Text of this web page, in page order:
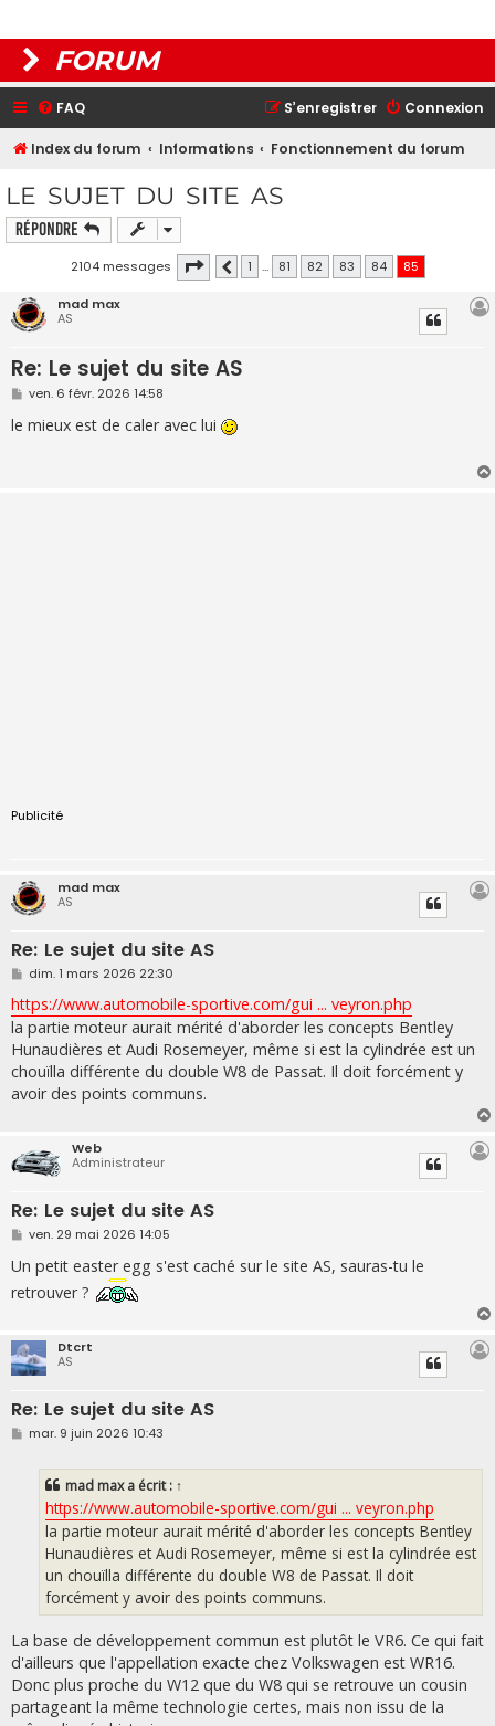
FORUM
FAQ Connexion
S’enregistrer
Index du forum Informations Fonctionnement du forum
LE SUJET DU SITE AS
Répondre
2104 messages Page 85 sur85
Précédente
1 … 81 82 83 84 85
mad max
AS
Re: Le sujet du site AS
M
s
s
ven. 6 févr. 2026 14:58
le mieux est de caler avec lui
Publicité
mad max
AS
Re: Le sujet du site AS
M
s
s
a
g
e
dim. 1 mars 2026 22:30
https://www.automobile-sportive.com/gui ... veyron.php
la partie moteur aurait mérité d'aborder les concepts Bentley
Hunaudières et Audi Rosemeyer, même si est la cylindrée est un
chouïlla différente du double W8 de Passat. Il doit forcément y
avoir des points communs.
Web
Administrateur
Re: Le sujet du site AS
M
s
s
a
ven. 29 mai 2026 14:05
Un petit easter egg s'est caché sur le site AS, sauras-tu le
retrouver ?
Dtcrt
AS
Re: Le sujet du site AS
M
mar. 9 juin 2026 10:43
mad maxa écrit : ↑
https://www.automobile-sportive.com/gui ... veyron.php
la partie moteur aurait mérité d'aborder les concepts Bentley
Hunaudières et Audi Rosemeyer, même si est la cylindrée est
un chouïlla différente du double W8 de Passat. Il doit
forcément y avoir des points communs.
La base de développement commun est plutôt le VR6. Ce qui fait
d'ailleurs que l'appellation exacte chez Volkswagen est WR16.
Donc plus proche du W12 que du W8 qui se retrouve un cousin
partageant la même technologie certes, mais non issu de la